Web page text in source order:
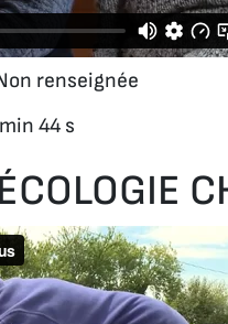
renseignée
44 s